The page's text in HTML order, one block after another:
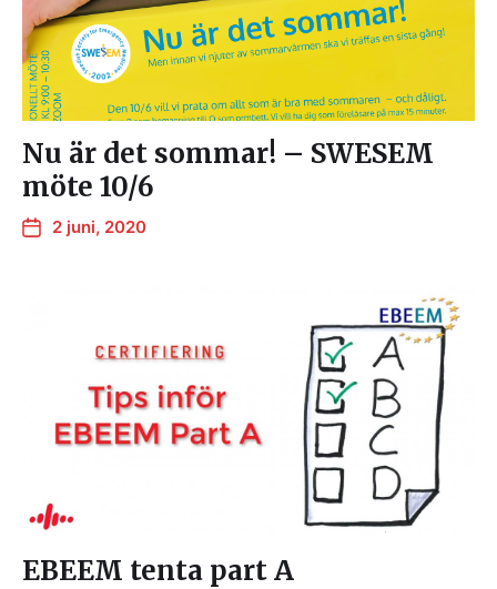
Nu är det sommar! – SWESEM
möte 10/6
2 juni, 2020
EBEEM tenta part A